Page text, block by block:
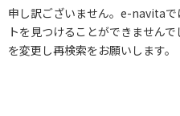
申し訳ございません。e-navita
トを見つけることができません
を変更し再検索をお願いします。